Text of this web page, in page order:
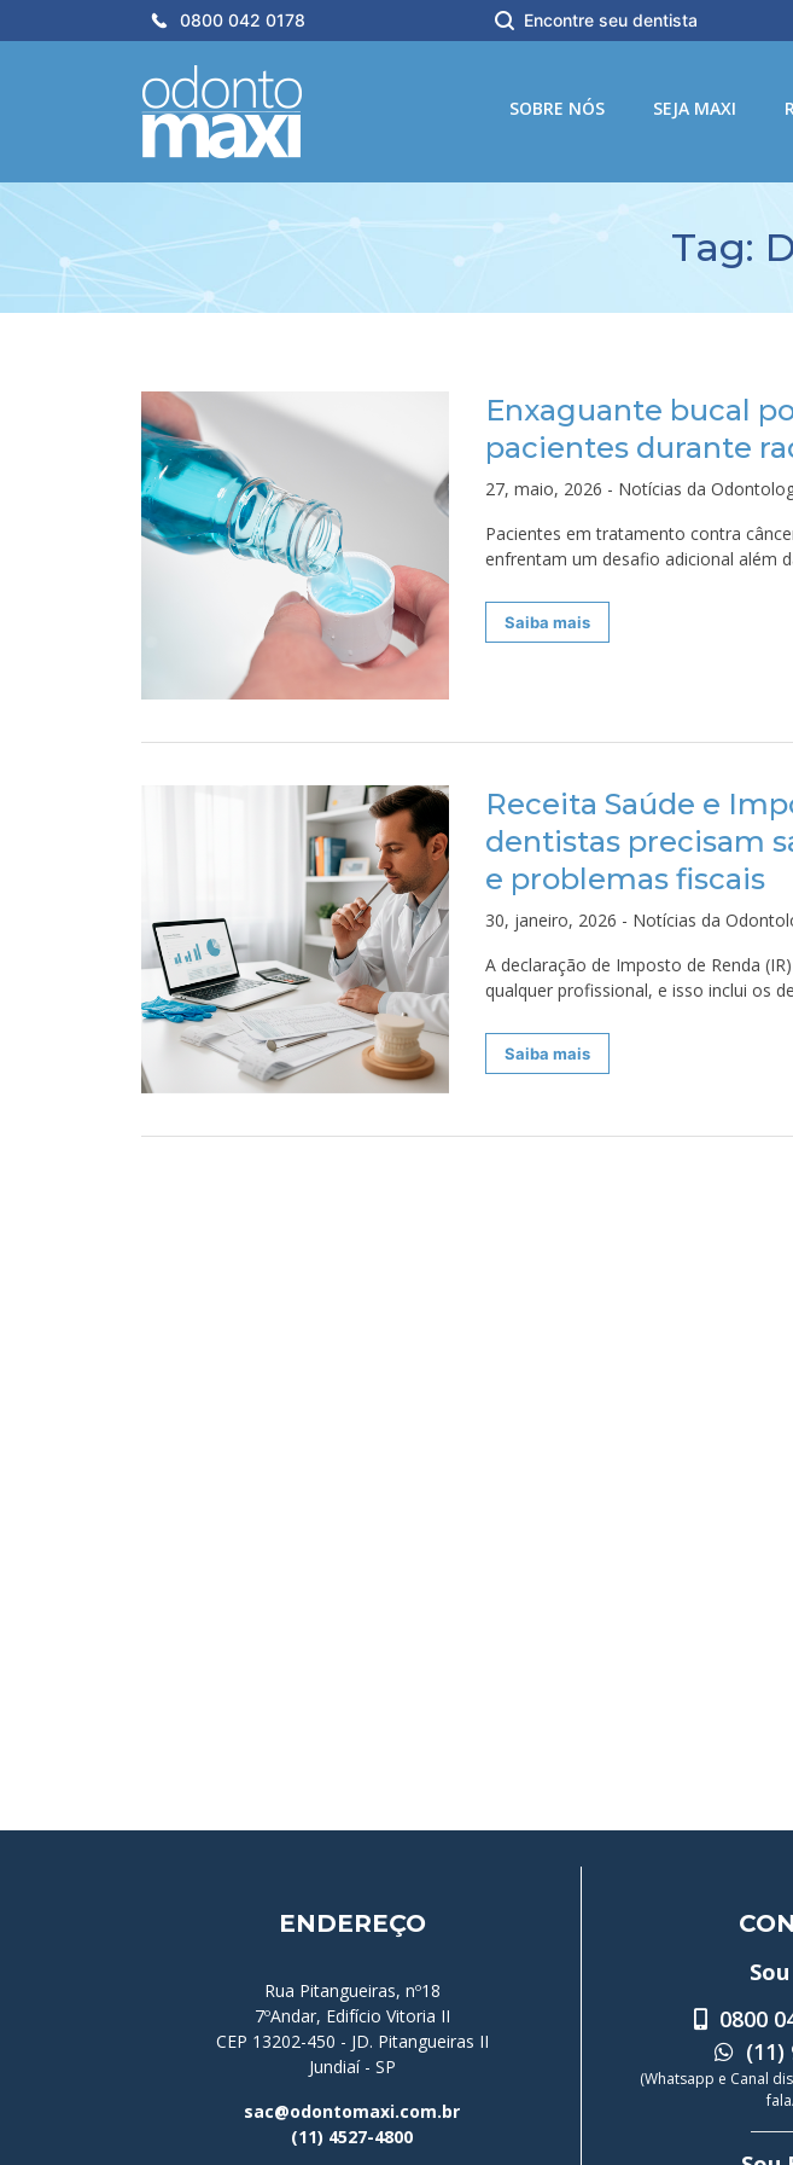
0800 042 0178 Encontre seu dentista
SOBRE NÓS SEJA MAXI
Tag:
Enxaguante bucal
pacientes durante
27, maio, 2026 - Notícias da
Pacientes em tratamento contra
enfrentam um desafio adicional além
Saiba mais
Receita Saúde e
dentistas precisam
e problemas fiscais
30, janeiro, 2026 - Notícias da
A declaração de Imposto de Renda
qualquer profissional, e isso inclui os
Saiba mais
ENDEREÇO
Rua Pitangueiras, nº18
7ºAndar, Edifício Vitoria II
CEP 13202-450 - JD. Pitangueiras II
Jundiaí - SP
sac@odontomaxi.com.br
(11) 4527-4800
0800
(11)
(Whatsapp e Canal